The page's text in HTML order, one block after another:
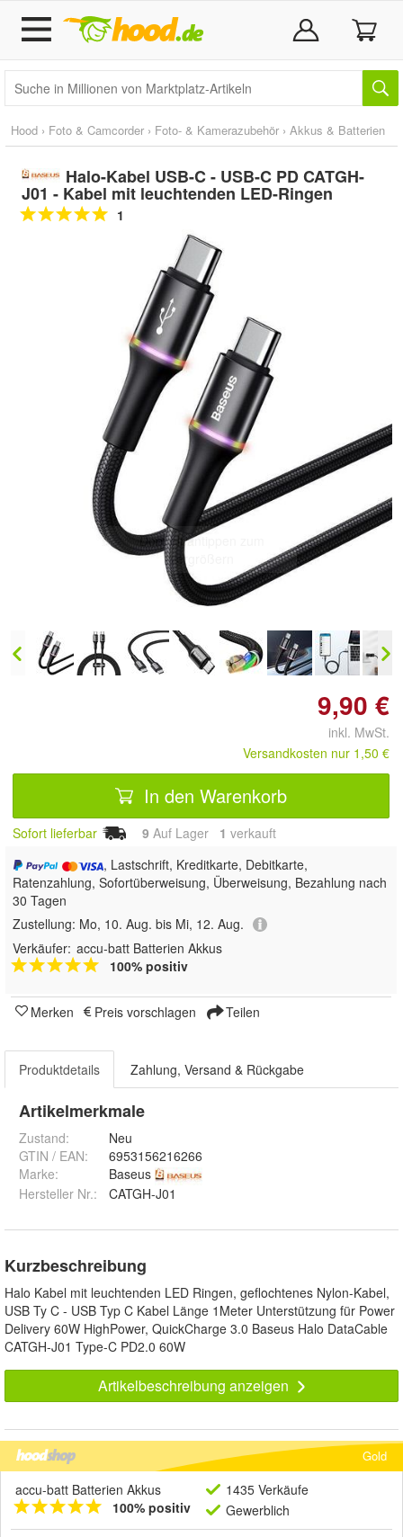
Hood › Foto & Camcorder › Foto- & Kamerazubehör › Akkus & Batterien
Halo-Kabel USB-C - USB-C PD CATGH-
J01 - Kabel mit leuchtenden LED-Ringen
1
Doppelt antippen zum
vergrößern
9,90 €
inkl. MwSt.
Versandkosten nur 1,50 €
In den Warenkorb
Sofort lieferbar 9 Auf Lager 1 verkauft
, Lastschrift, Kreditkarte, Debitkarte,
Ratenzahlung, Sofortüberweisung, Überweisung, Bezahlung nach
30 Tagen
Zustellung: Mo, 10. Aug. bis Mi, 12. Aug.
Verkäufer: accu-batt Batterien Akkus
100% positiv
Merken Preis vorschlagen Teilen
Produktdetails Zahlung, Versand & Rückgabe
Artikelmerkmale
Zustand:
Neu
GTIN / EAN:
6953156216266
Marke:
Baseus
Hersteller Nr.:
CATGH-J01
Kurzbeschreibung
Halo Kabel mit leuchtenden LED Ringen, geflochtenes Nylon-Kabel,
USB Ty C - USB Typ C Kabel Länge 1Meter Unterstützung für Power
Delivery 60W HighPower, QuickCharge 3.0 Baseus Halo DataCable
CATGH-J01 Type-C PD2.0 60W
Artikelbeschreibung anzeigen
Gold
accu-batt Batterien Akkus
100% positiv
1435 Verkäufe
Gewerblich